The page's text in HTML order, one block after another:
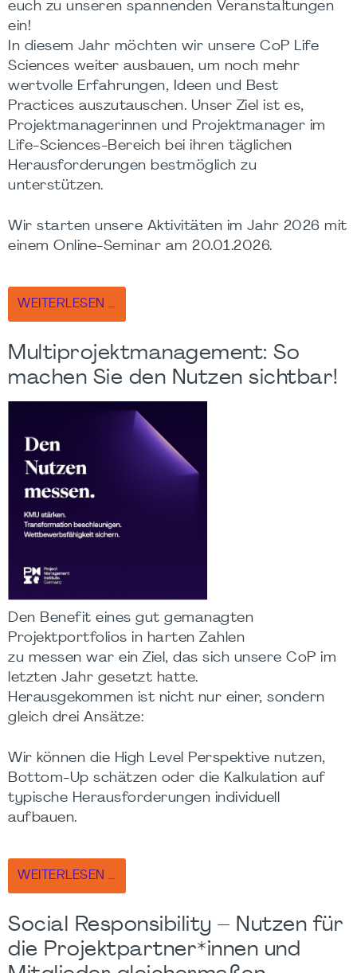
euch zu unseren spannenden Veranstaltungen
ein!
In diesem Jahr möchten wir unsere CoP Life
Sciences weiter ausbauen, um noch mehr
wertvolle Erfahrungen, Ideen und Best
Practices auszutauschen. Unser Ziel ist es,
Projektmanagerinnen und Projektmanager im
Life-Sciences-Bereich bei ihren täglichen
Herausforderungen bestmöglich zu
unterstützen.
Wir starten unsere Aktivitäten im Jahr 2026 mit
einem Online-Seminar am 20.01.2026.
WEITERLESEN …
Multiprojektmanagement: So
machen Sie den Nutzen sichtbar!
Den Benefit eines gut gemanagten
Projektportfolios in harten Zahlen
zu messen war ein Ziel, das sich unsere CoP im
letzten Jahr gesetzt hatte.
Herausgekommen ist nicht nur einer, sondern
gleich drei Ansätze:
Wir können die High Level Perspektive nutzen,
Bottom-Up schätzen oder die Kalkulation auf
typische Herausforderungen individuell
aufbauen.
WEITERLESEN …
Social Responsibility – Nutzen für
die Projektpartner*innen und